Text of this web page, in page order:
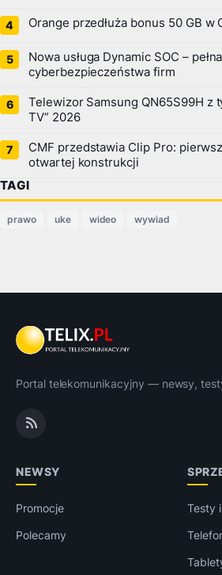
Orange przedłuża bonus 50 GB w
Nowa usługa Dynamic SOC –
cyberbezpieczeństwa firm
Telewizor Samsung QN65S99H z
TV” 2026
CMF przedstawia Clip Pro:
otwartej konstrukcji
TAGI
prawo uke wideo wywiad
Portal telekomunikacyjny — newsy,
NEWSY
Promocje
Polecamy
Testy